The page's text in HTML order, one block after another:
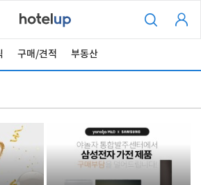
구매/견적 부동산